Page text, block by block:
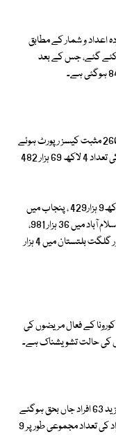
اعداد و شمار کے مطابق
ہزار 909 کورونا ٹیسٹ کئے گئے، جس کے بعد
گزشتہ 24 گھنٹوں کے دوران ملک بھر میں مزید 2 ہزار 260 مثبت کیسز رپورٹ ہوئے
ہیں، اس طرح پاکستان میں کورونا کے مصدقہ مریضوں کی تعداد 4 لاکھ 69 ہزار 482
سرکاری اعداد و شمار کے مطابق اب تک سندھ میں 2 لاکھ9 ہزار429 ، پنجاب میں
ایک لاکھ 35 ہزار 141، خیبر پختونخوا میں 56 ہزار 875، اسلام آباد میں 36 ہزار 981،
بلوچستان میں 18 ہزار 061، آزاد کشمیر میں 8 ہزار 148 اور گلگت بلتستان میں 4 ہزار
کے فعال مریضوں کی
گزشتہ 24 گھنٹوں کے دوران ملک بھر میں کورونا سے مزید 63 افراد جاں بحق ہوگئے
ہیں جس کے بعد اب اس وبا سے جاں بحق ہونے والے افراد کی تعداد مجموعی طور پر 9